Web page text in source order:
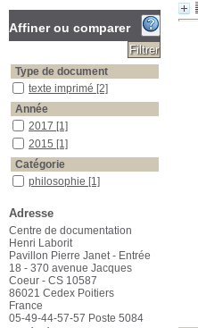
Affiner ou comparer
Type de document
texte imprimé
texte imprimé [2]
Année
20172017 [1]
20152015 [1]
Catégorie
philosophie
philosophie [1]
Mots-clés
Création
Création[1]
Exclusion
Exclusion[1]
ProustProust[1]
Refoulement
Refoulement[1]
Retrait psychotique
Retrait psychotique
Adresse
Centre de documentation
Henri Laborit
Pavillon Pierre Janet - Entrée
18 - 370 avenue Jacques
Coeur - CS 10587
86021 Cedex Poitiers
France
05-49-44-57-57 Poste 5084